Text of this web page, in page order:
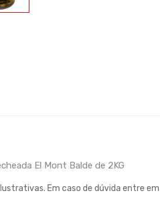
El Mont Balde de 2KG
Em caso de dúvida entre